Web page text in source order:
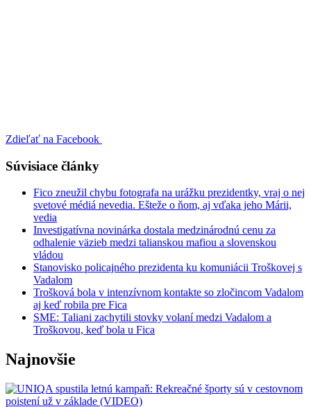
Zdieľať na Facebook
Súvisiace články
Fico zneužil chybu fotografa na urážku prezidentky, vraj o nej
svetové médiá nevedia. Ešteže o ňom, aj vďaka jeho Márii,
vedia
Investigatívna novinárka dostala medzinárodnú cenu za
odhalenie väzieb medzi talianskou mafiou a slovenskou
vládou
Stanovisko policajného prezidenta ku komuniácii Troškovej s
Vadalom
Trošková bola v intenzívnom kontakte so zločincom Vadalom
aj keď robila pre Fica
SME: Taliani zachytili stovky volaní medzi Vadalom a
Troškovou, keď bola u Fica
Najnovšie